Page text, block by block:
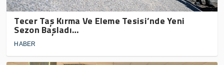
Tecer Taş Kırma Ve Eleme Tesisi’nde Yeni
Sezon Başladı…
HABER